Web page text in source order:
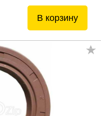
В корзину